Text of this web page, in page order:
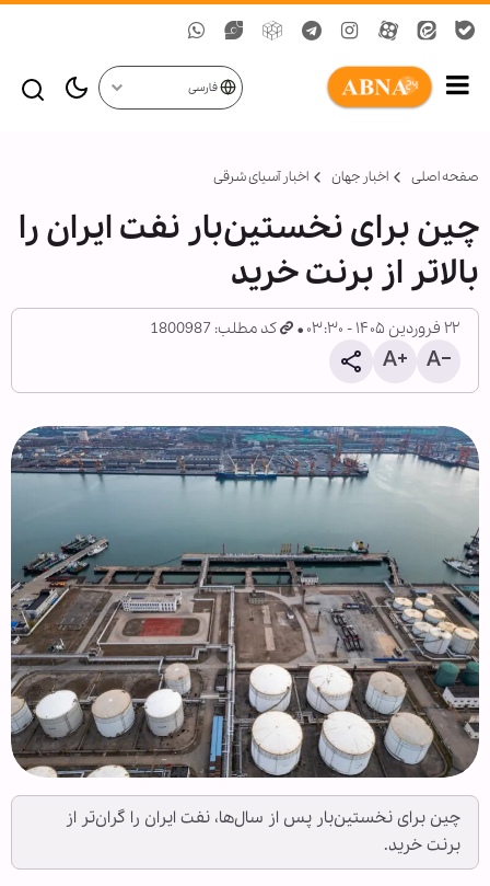
فارسی
صفحه اصلی اخبار جهان اخبار آسیای شرقی
چین برای نخستین‌بار نفت ایران را
بالاتر از برنت خرید
۲۲ فروردین ۱۴۰۵ - ۰۳:۳۰ کد مطلب: 1800987
چین برای نخستین‌بار پس از سال‌ها، نفت ایران را گران‌تر از
برنت خرید.